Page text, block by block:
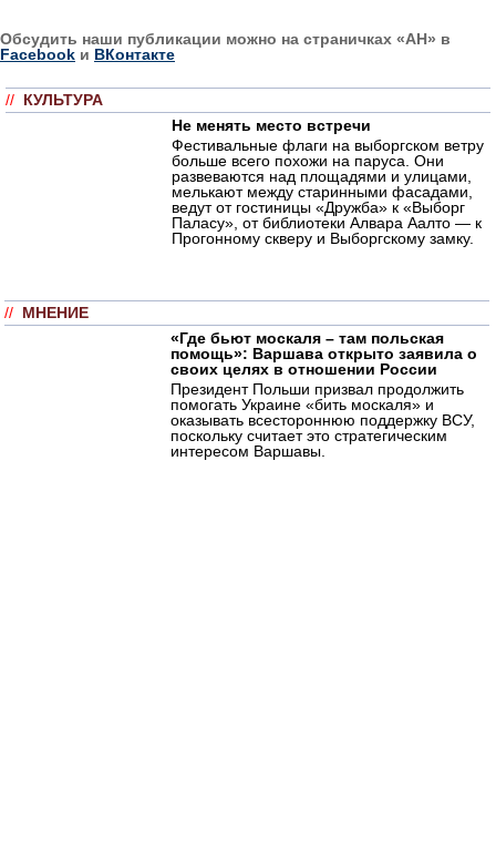
Обсудить наши публикации можно на страничках «АН» в
Facebook и ВКонтакте
// КУЛЬТУРА
Не менять место встречи
Фестивальные флаги на выборгском ветру
больше всего похожи на паруса. Они
развеваются над площадями и улицами,
мелькают между старинными фасадами,
ведут от гостиницы «Дружба» к «Выборг
Паласу», от библиотеки Алвара Аалто — к
Прогонному скверу и Выборгскому замку.
// МНЕНИЕ
«Где бьют москаля – там польская
помощь»: Варшава открыто заявила о
своих целях в отношении России
Президент Польши призвал продолжить
помогать Украине «бить москаля» и
оказывать всестороннюю поддержку ВСУ,
поскольку считает это стратегическим
интересом Варшавы.